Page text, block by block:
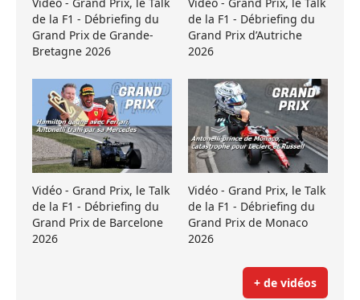
Vidéo - Grand Prix, le Talk
de la F1 - Débriefing du
Grand Prix de Grande-
Bretagne 2026
Vidéo - Grand Prix, le Talk
de la F1 - Débriefing du
Grand Prix d’Autriche
2026
Vidéo - Grand Prix, le Talk
de la F1 - Débriefing du
Grand Prix de Barcelone
2026
Vidéo - Grand Prix, le Talk
de la F1 - Débriefing du
Grand Prix de Monaco
2026
+ de vidéos